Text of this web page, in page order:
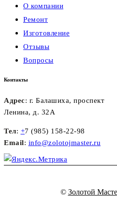
О компании
Ремонт
Изготовление
Отзывы
Вопросы
Контакты
Адрес: г. Балашиха, проспект
Ленина, д. 32А
Тел: +7 (985) 158-22-98
Email: info@zolotojmaster.ru
© Золотой